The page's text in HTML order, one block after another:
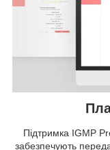
Підтримка IGMP
забезпечують